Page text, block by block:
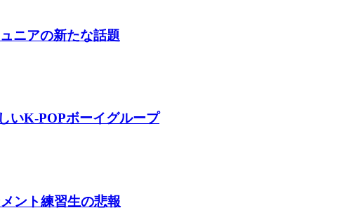
ニアの新たな話題
いK-POPボーイグループ
ント練習生の悲報